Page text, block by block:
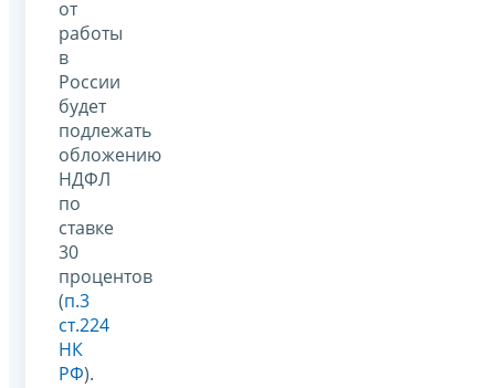
от
работы
в
России
будет
подлежать
обложению
НДФЛ
по
ставке
30
процентов
(п.3
ст.224
НК
РФ).